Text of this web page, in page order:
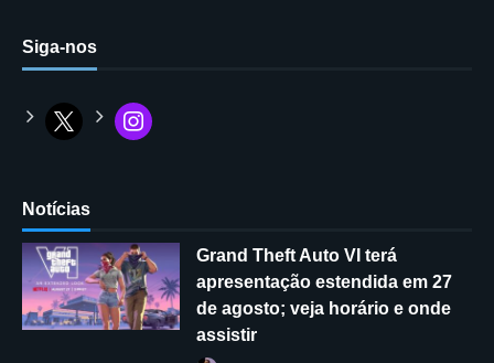
Siga-nos
Notícias
Grand Theft Auto VI terá
apresentação estendida em 27
de agosto; veja horário e onde
assistir